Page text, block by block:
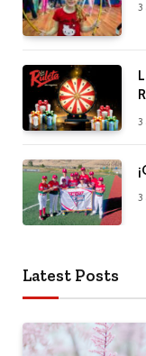
3
3
3
Latest Posts